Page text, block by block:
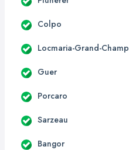
Colpo
Locmaria-Grand-Champ
Guer
Porcaro
Sarzeau
Bangor